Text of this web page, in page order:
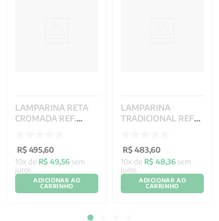
LAMPARINA RETA
CROMADA REF.
R$ 495,60
10x de R$ 49,56 sem
juros
ADICIONAR AO
CARRINHO
LAMPARINA
TRADICIONAL REF
R$ 483,60
10x de R$ 48,36 sem
juros
ADICIONAR AO
CARRINHO